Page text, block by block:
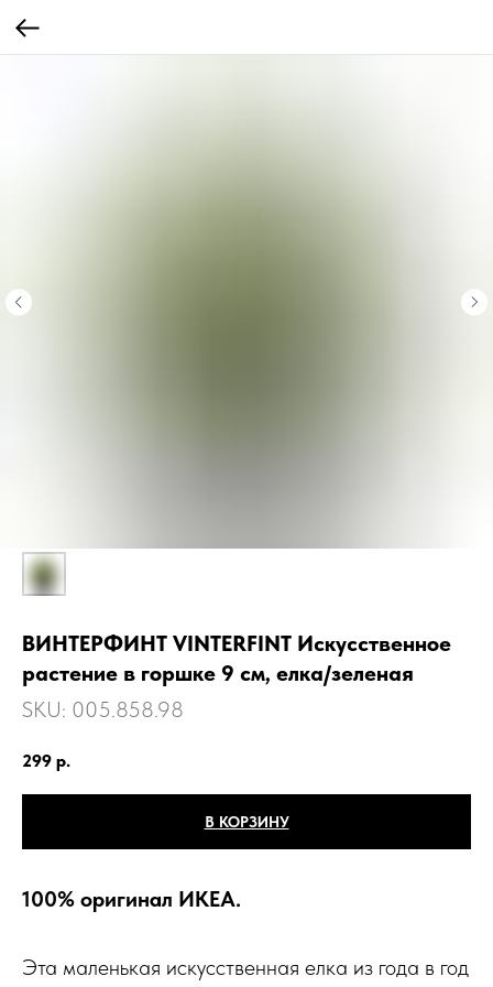
ВИНТЕРФИНТ VINTERFINT Искусственное
растение в горшке 9 см, елка/зеленая
SKU: 005.858.98
299 р.
В КОРЗИНУ
100% оригинал ИКЕА.
Эта маленькая искусственная елка из года в год